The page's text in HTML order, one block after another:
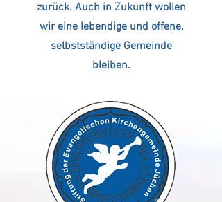
zurück. Auch in Zukunft wollen
wir eine lebendige und offene,
selbstständige Gemeinde
bleiben.